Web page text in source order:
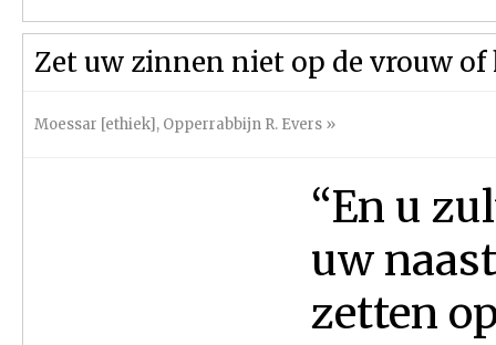
Zet uw zinnen niet op de vrouw of
Moessar [ethiek], Opperrabbijn R. Evers »
“En u
uw
zetten